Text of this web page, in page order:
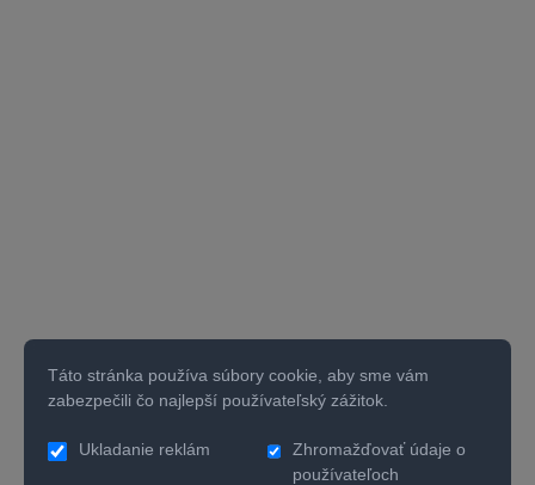
Táto stránka používa súbory cookie, aby sme vám
zabezpečili čo najlepší používateľský zážitok.
Ukladanie reklám
Zhromažďovať údaje o
používateľoch